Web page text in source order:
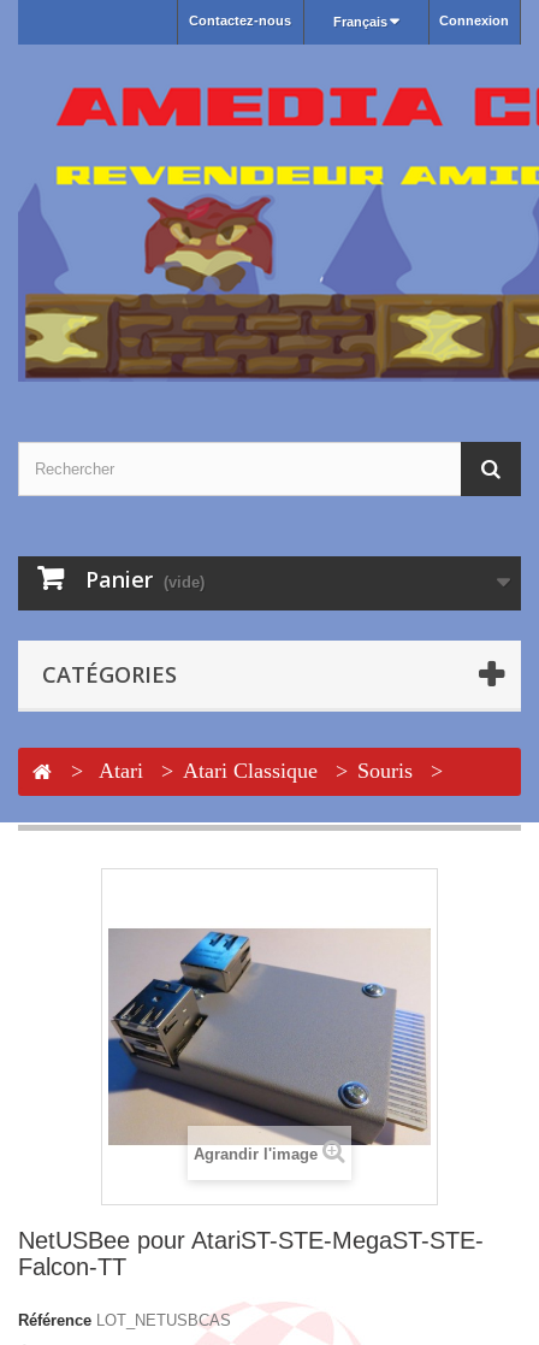
Connexion
Français
Contactez-nous
Panier (vide)
CATÉGORIES
> Atari > Atari Classique > Souris
>
NetUSBee pour AtariST-STE-MegaST-STE-Falcon-
TT
Agrandir l'image
NetUSBee pour AtariST-STE-MegaST-STE-
Falcon-TT
Référence LOT_NETUSBCAS